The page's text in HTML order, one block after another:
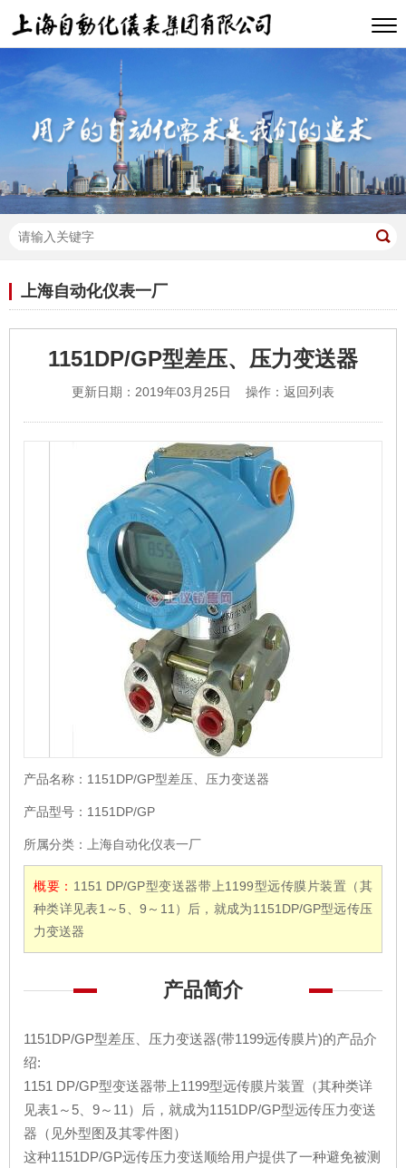
上海自动化仪表一厂
1151DP/GP型差压、压力变送器
更新日期：2019年03月25日 操作： 返回列表
产品名称： 1151DP/GP型差压、压力变送器
产品型号： 1151DP/GP
所属分类： 上海自动化仪表一厂
概要： 1151 DP/GP型变送器带上1199型远传膜片装置（其
种类详见表1～5、9～11）后，就成为1151DP/GP型远传压
力变送器
产品简介
1151DP/GP型差压、压力变送器(带1199远传膜片)的产品介
绍:
1151 DP/GP型变送器带上1199型远传膜片装置（其种类详
见表1～5、9～11）后，就成为1151DP/GP型远传压力变送
器（见外型图及其零件图）
这种1151DP/GP远传压力变送顺给用户提供了一种避免被测